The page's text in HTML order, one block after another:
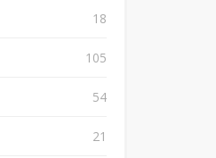
18
105
54
21